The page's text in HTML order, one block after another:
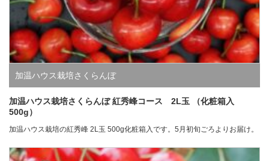
加温ハウス栽培さくらんぼ
加温ハウス栽培さくらんぼ 紅秀峰コース 2L玉 （化粧箱入
500g）
加温ハウス栽培の紅秀峰 2L玉 500g化粧箱入です。5月初旬ごろよりお届け。